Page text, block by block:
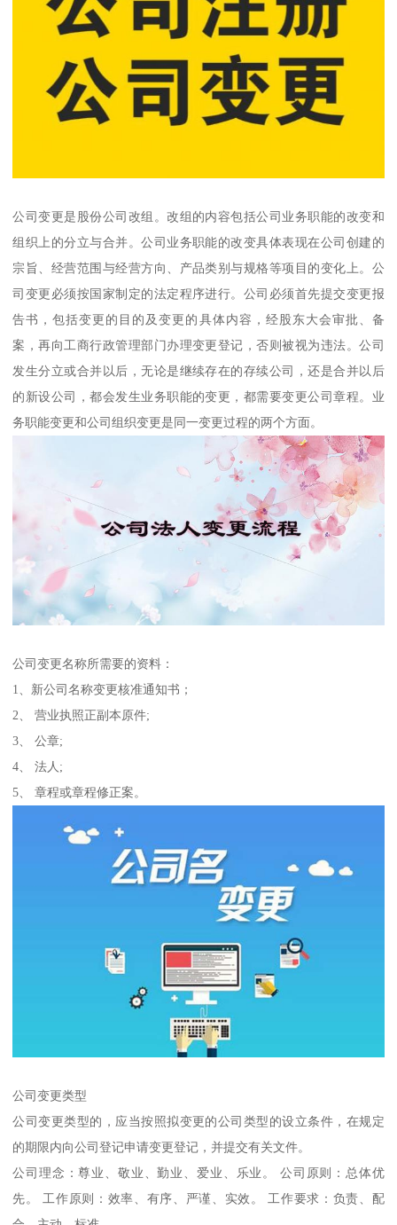
公司变更是股份公司改组。改组的内容包括公司业务职能的改变和
组织上的分立与合并。公司业务职能的改变具体表现在公司创建的
宗旨、经营范围与经营方向、产品类别与规格等项目的变化上。公
司变更必须按国家制定的法定程序进行。公司必须首先提交变更报
告书，包括变更的目的及变更的具体内容，经股东大会审批、备
案，再向工商行政管理部门办理变更登记，否则被视为违法。公司
发生分立或合并以后，无论是继续存在的存续公司，还是合并以后
的新设公司，都会发生业务职能的变更，都需要变更公司章程。业
务职能变更和公司组织变更是同一变更过程的两个方面。
公司变更名称所需要的资料：
1、新公司名称变更核准通知书；
2、 营业执照正副本原件;
3、 公章;
4、 法人;
5、 章程或章程修正案。
公司变更类型
公司变更类型的，应当按照拟变更的公司类型的设立条件，在规定
的期限内向公司登记申请变更登记，并提交有关文件。
公司理念：尊业、敬业、勤业、爱业、乐业。 公司原则：总体优
先。 工作原则：效率、有序、严谨、实效。 工作要求：负责、配